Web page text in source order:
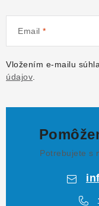
Email
Vložením e-mailu
údajov
Potrebujete s